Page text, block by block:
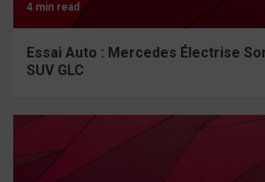
4 min read
Essai Auto : Mercedes Électrise
SUV GLC